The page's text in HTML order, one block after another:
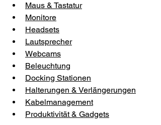
Maus & Tastatur
Monitore
Headsets
Lautsprecher
Webcams
Beleuchtung
Docking Stationen
Halterungen & Verlängerungen
Kabelmanagement
Produktivität & Gadgets